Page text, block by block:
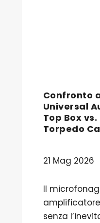
Confronto
Universal
Top Box
Torpedo
21 Mag 2026
Il
senza